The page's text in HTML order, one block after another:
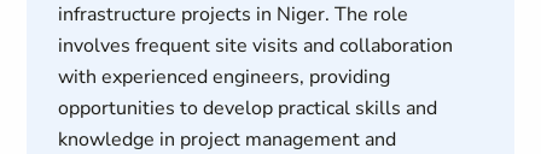
infrastructure projects in Niger. The role
involves frequent site visits and collaboration
with experienced engineers, providing
opportunities to develop practical skills and
knowledge in project management and